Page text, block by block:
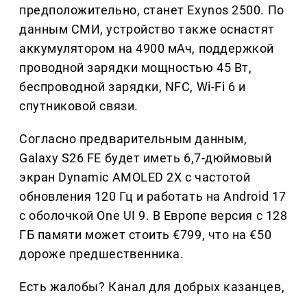
предположительно, станет Exynos 2500. По
данным СМИ, устройство также оснастят
аккумулятором на 4900 мАч, поддержкой
проводной зарядки мощностью 45 Вт,
беспроводной зарядки, NFC, Wi-Fi 6 и
спутниковой связи.
Согласно предварительным данным,
Galaxy S26 FE будет иметь 6,7-дюймовый
экран Dynamic AMOLED 2X с частотой
обновления 120 Гц и работать на Android 17
с оболочкой One UI 9. В Европе версия с 128
ГБ памяти может стоить €799, что на €50
дороже предшественника.
Есть жалобы? Канал для добрых казанцев,